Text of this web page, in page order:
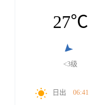
27℃
<3级
日出 06:41